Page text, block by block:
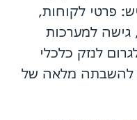
פרטי לקוחות,
גישה למערכות
לנזק כלכלי
להשבתה מלאה של